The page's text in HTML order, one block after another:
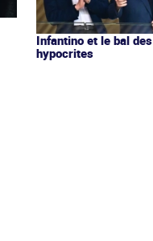
Infantino et le bal des
hypocrites